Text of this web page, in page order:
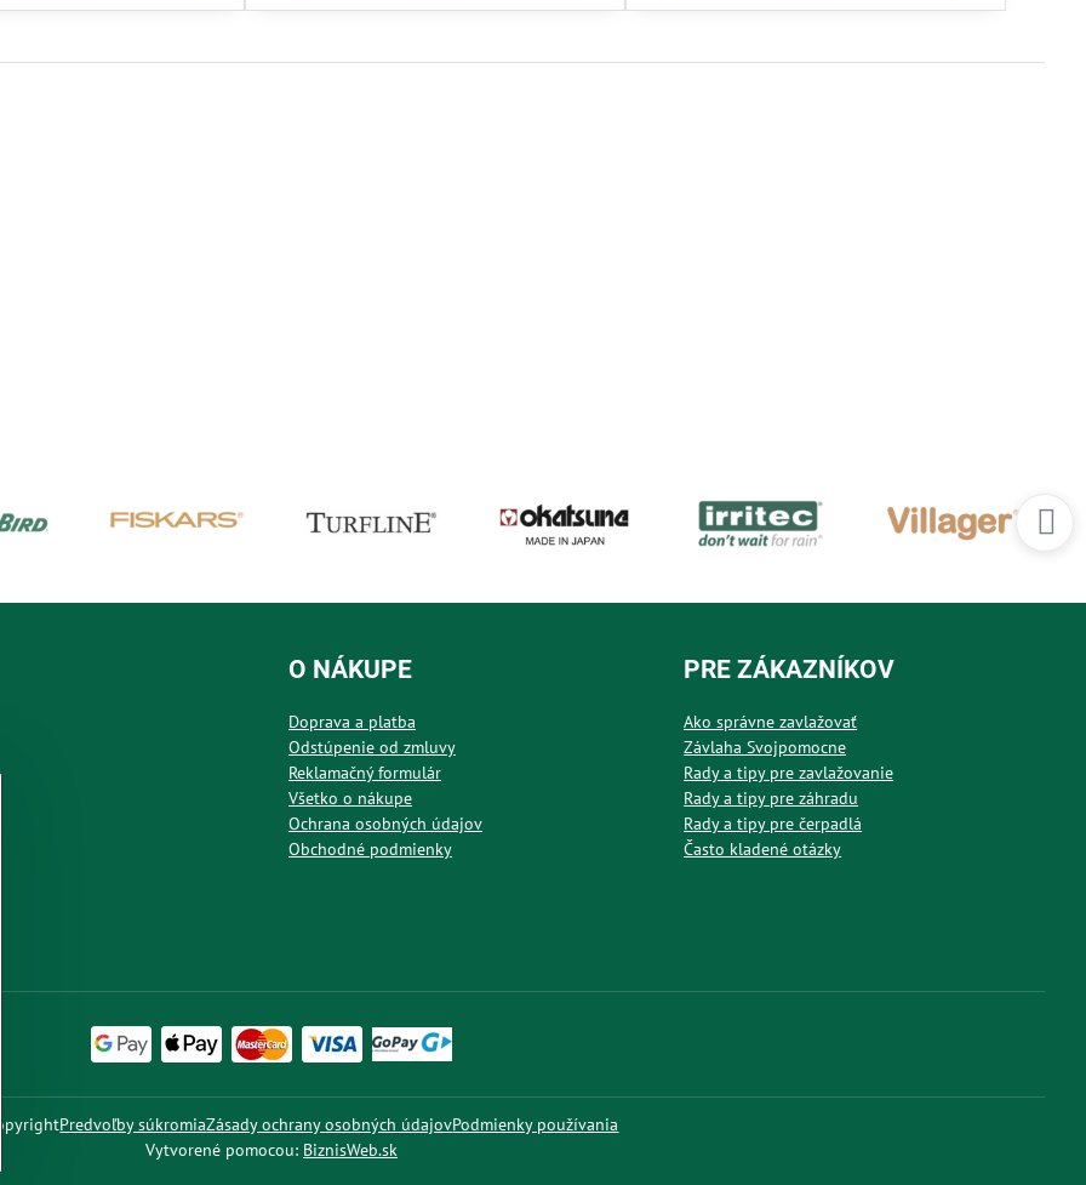
O NÁKUPE
Doprava a platba
Odstúpenie od zmluvy
Reklamačný formulár
Všetko o nákupe
Ochrana osobných údajov
Obchodné podmienky
PRE ZÁKAZNÍKOV
Ako správne zavlažovať
Závlaha Svojpomocne
Rady a tipy pre zavlažovanie
Rady a tipy pre záhradu
Rady a tipy pre čerpadlá
Často kladené otázky
Predvoľby súkromiaZásady ochrany osobných údajovPodmienky používania
Vytvorené pomocou: BiznisWeb.sk